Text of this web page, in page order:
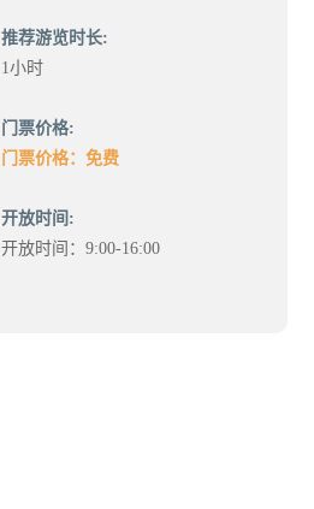
推荐游览时长:
1小时
门票价格:
门票价格：免费
开放时间:
开放时间：9:00-16:00